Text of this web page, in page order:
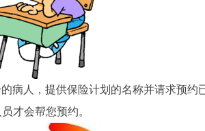
病人，提供保险计划的名称并请求预
员才会帮您预约。